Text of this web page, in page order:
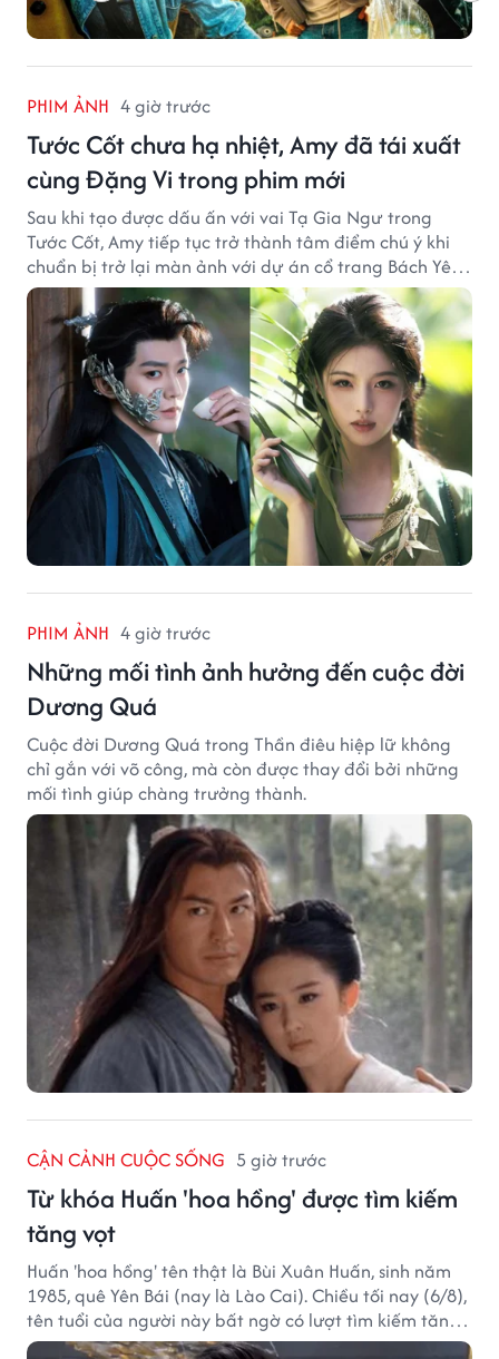
PHIM ẢNH 4 giờ trước
Tước Cốt chưa hạ nhiệt, Amy đã tái xuất
cùng Đặng Vi trong phim mới
Sau khi tạo được dấu ấn với vai Tạ Gia Ngư trong
Tước Cốt, Amy tiếp tục trở thành tâm điểm chú ý khi
chuẩn bị trở lại màn ảnh với dự án cổ trang Bách Yêu
Phổ.
PHIM ẢNH 4 giờ trước
Những mối tình ảnh hưởng đến cuộc đời
Dương Quá
Cuộc đời Dương Quá trong Thần điêu hiệp lữ không
chỉ gắn với võ công, mà còn được thay đổi bởi những
mối tình giúp chàng trưởng thành.
CẬN CẢNH CUỘC SỐNG 5 giờ trước
Từ khóa Huấn 'hoa hồng' được tìm kiếm
tăng vọt
Huấn 'hoa hồng' tên thật là Bùi Xuân Huấn, sinh năm
1985, quê Yên Bái (nay là Lào Cai). Chiều tối nay (6/8),
tên tuổi của người này bất ngờ có lượt tìm kiếm tăng
vọt.